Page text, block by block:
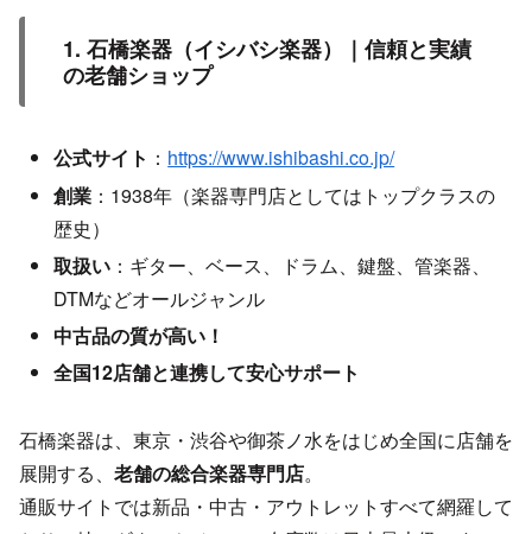
1. 石橋楽器（イシバシ楽器）｜信頼と実績
の老舗ショップ
公式サイト ： https://www.ishibashi.co.jp/
創業 ：1938年（楽器専門店としてはトップクラスの
歴史）
取扱い ：ギター、ベース、ドラム、鍵盤、管楽器、
DTMなどオールジャンル
中古品の質が高い！
全国12店舗と連携して安心サポート
石橋楽器は、東京・渋谷や御茶ノ水をはじめ全国に店舗を
展開する、 老舗の総合楽器専門店。
通販サイトでは新品・中古・アウトレットすべて網羅して